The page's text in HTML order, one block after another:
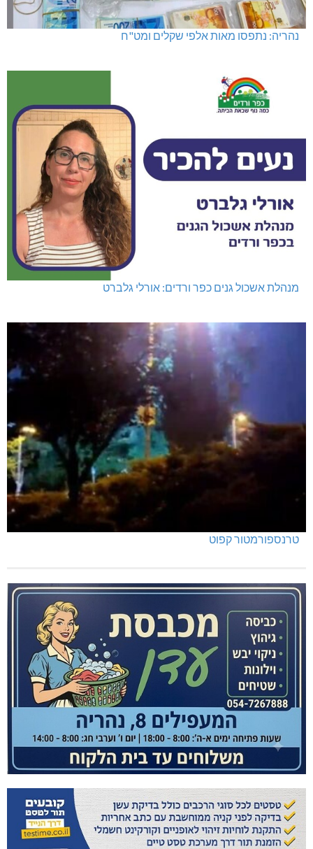
נהריה: נתפסו מאות אלפי שקלים ומט"ח
מנהלת אשכול גנים כפר ורדים: אורלי גלברט
טרנספורמטור קפוט